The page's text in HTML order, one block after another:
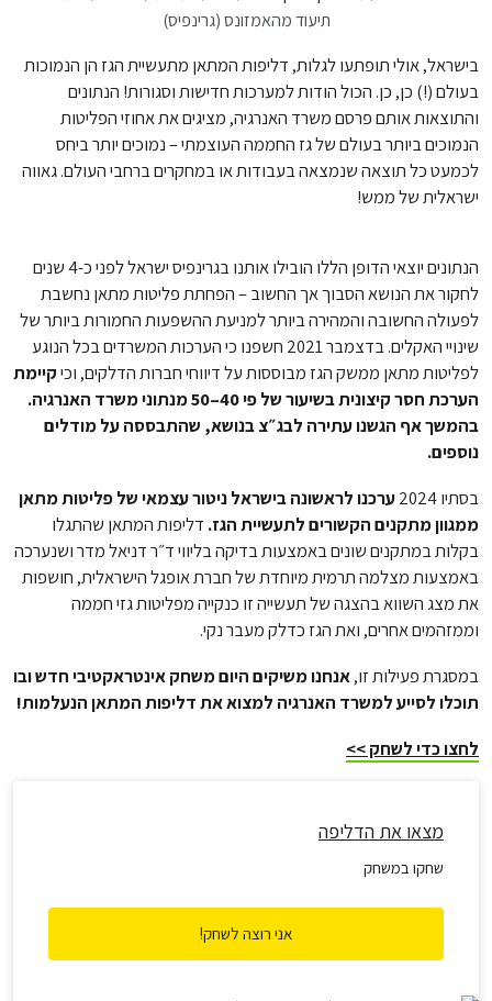
תיעוד מהאמזונס (גרינפיס)
בישראל, אולי תופתעו לגלות, דליפות המתאן מתעשיית הגז הן הנמוכות
בעולם (!) כן, כן. הכול הודות למערכות חדישות וסגורות! הנתונים
והתוצאות אותם פרסם משרד האנרגיה, מציגים את אחוזי הפליטות
הנמוכים ביותר בעולם של גז החממה העוצמתי – נמוכים יותר ביחס
לכמעט כל תוצאה שנמצאה בעבודות או במחקרים ברחבי העולם. גאווה
ישראלית של ממש!
הנתונים יוצאי הדופן הללו הובילו אותנו בגרינפיס ישראל לפני כ-4 שנים
לחקור את הנושא הסבוך אך החשוב – הפחתת פליטות מתאן נחשבת
לפעולה החשובה והמהירה ביותר למניעת ההשפעות החמורות ביותר של
שינויי האקלים. בדצמבר 2021 חשפנו כי הערכות המשרדים בכל הנוגע
לפליטות מתאן ממשק הגז מבוססות על דיווחי חברות הדלקים, וכיקיימת
הערכת חסר קיצונית בשיעור של פי 40–50 מנתוני משרד האנרגיה.
בהמשך אף הגשנו עתירה לבג״צ בנושא, שהתבססה על מודלים
נוספים.
בסתיו 2024
ערכנו לראשונה בישראל ניטור עצמאי של פליטות מתאן
ממגוון מתקנים הקשורים לתעשיית הגז. דליפות המתאן שהתגלו
בקלות במתקנים שונים באמצעות בדיקה בליווי ד״ר דניאל מדר ושנערכה
באמצעות מצלמה תרמית מיוחדת של חברת אופגל הישראלית, חושפות
את מצג השווא בהצגה של תעשייה זו כנקייה מפליטות גזי חממה
וממזהמים אחרים, ואת הגז כדלק מעבר נקי.
במסגרת פעילות זו,אנחנו משיקים היום משחק אינטראקטיבי חדש ובו
תוכלו לסייע למשרד האנרגיה למצוא את דליפות המתאן הנעלמות!
לחצו כדי לשחק >>
מצאו את הדליפה
שחקו במשחק
אני רוצה לשחק!